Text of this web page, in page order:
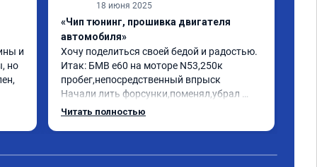
и
но
18 июня 2025
«Чип тюнинг, прошивка двигателя
автомобиля»
Хочу поделиться своей бедой и радостью.
Итак: БМВ е60 на моторе N53,250к
пробег,непосредственный впрыск
Начали лить форсунки,поменял,убрал
катализаторы,обратился к одному
Читать полностью